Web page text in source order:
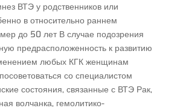
ВТЭ у родственников или
в относительно раннем
до 50 лет В случае подозрения
предрасположенность к развитию
любых КГК женщинам
со специалистом
состояния, связанные с ВТЭ Рак,
волчанка, гемолитико-